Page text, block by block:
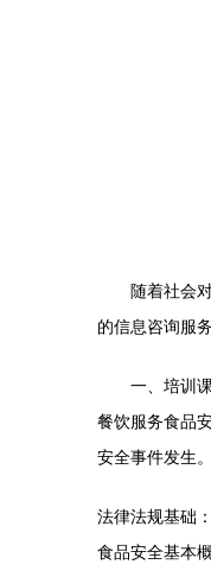
随着社会
的信息咨询服
一、培训
餐饮服务食品
安全事件发生
法律法规基础
食品安全基本